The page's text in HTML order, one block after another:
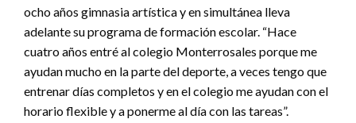
ocho años gimnasia artística y en simultánea lleva
adelante su programa de formación escolar. “Hace
cuatro años entré al colegio Monterrosales porque me
ayudan mucho en la parte del deporte, a veces tengo que
entrenar días completos y en el colegio me ayudan con el
horario flexible y a ponerme al día con las tareas”.